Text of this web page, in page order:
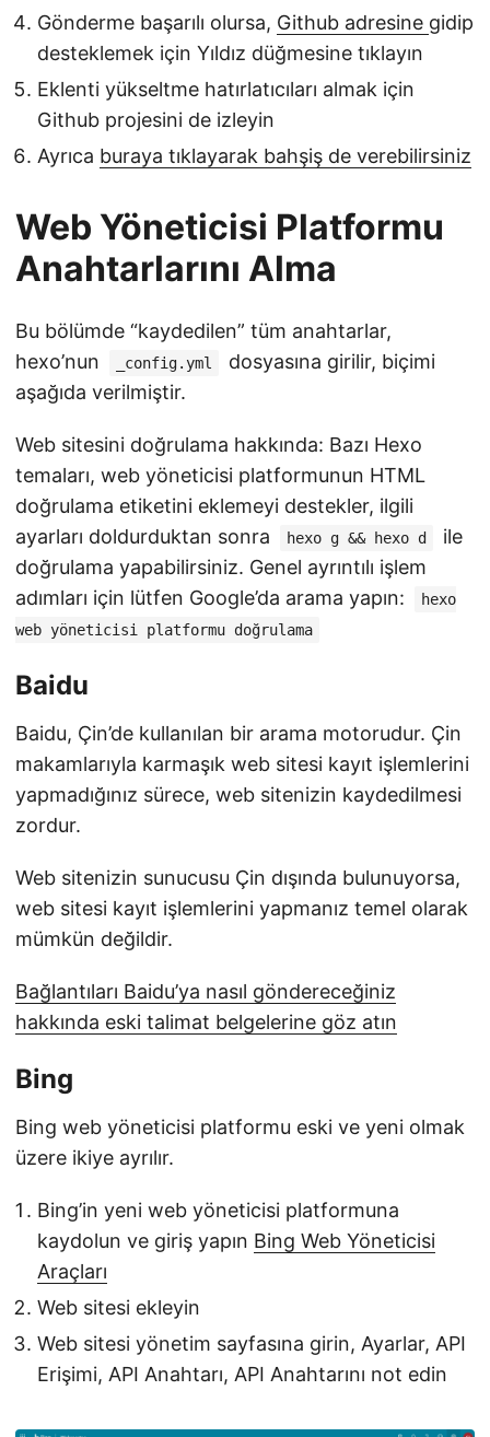
Gönderme başarılı olursa, Github adresine gidip
desteklemek için Yıldız düğmesine tıklayın
Eklenti yükseltme hatırlatıcıları almak için
Github projesini de izleyin
Ayrıca buraya tıklayarak bahşiş de verebilirsiniz
Web Yöneticisi Platformu
Anahtarlarını Alma
Bu bölümde “kaydedilen” tüm anahtarlar,
hexo’nun
_config.yml
dosyasına girilir, biçimi
aşağıda verilmiştir.
Web sitesini doğrulama hakkında: Bazı Hexo
temaları, web yöneticisi platformunun HTML
doğrulama etiketini eklemeyi destekler, ilgili
ayarları doldurduktan sonra
hexo g && hexo d
ile
doğrulama yapabilirsiniz. Genel ayrıntılı işlem
adımları için lütfen Google’da arama yapın:
hexo
web yöneticisi platformu doğrulama
Baidu
Baidu, Çin’de kullanılan bir arama motorudur. Çin
makamlarıyla karmaşık web sitesi kayıt işlemlerini
yapmadığınız sürece, web sitenizin kaydedilmesi
zordur.
Web sitenizin sunucusu Çin dışında bulunuyorsa,
web sitesi kayıt işlemlerini yapmanız temel olarak
mümkün değildir.
Bağlantıları Baidu’ya nasıl göndereceğiniz
hakkında eski talimat belgelerine göz atın
Bing
Bing web yöneticisi platformu eski ve yeni olmak
üzere ikiye ayrılır.
Bing’in yeni web yöneticisi platformuna
kaydolun ve giriş yapın Bing Web Yöneticisi
Araçları
Web sitesi ekleyin
Web sitesi yönetim sayfasına girin, Ayarlar, API
Erişimi, API Anahtarı, API Anahtarını not edin